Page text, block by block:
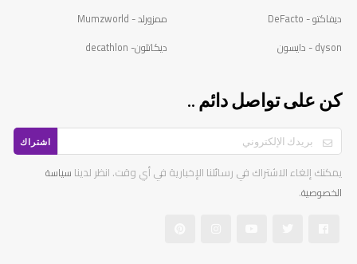
ديفاكتو - DeFacto
ممزورلد - Mumzworld
dyson - دايسون
ديكاتلون- decathlon
كن على تواصل دائم ..
اشتراك
يمكنك إلغاء الاشتراك في رسائلنا الإخبارية في أي وقت. انظر لدينا سياسة
الخصوصية.